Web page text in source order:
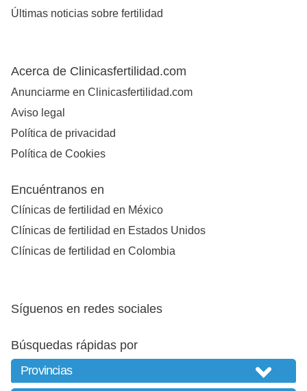
Últimas noticias sobre fertilidad
Acerca de Clinicasfertilidad.com
Anunciarme en Clinicasfertilidad.com
Aviso legal
Política de privacidad
Política de Cookies
Encuéntranos en
Clínicas de fertilidad en México
Clínicas de fertilidad en Estados Unidos
Clínicas de fertilidad en Colombia
Síguenos en redes sociales
Búsquedas rápidas por